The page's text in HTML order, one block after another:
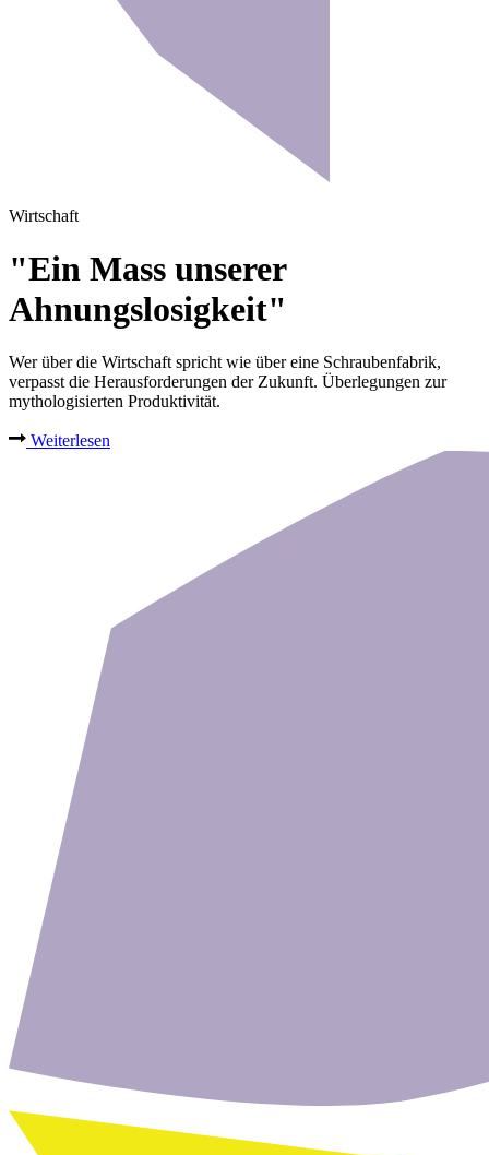
Wirtschaft
"Ein Mass unserer
Ahnungslosigkeit"
Wer über die Wirtschaft spricht wie über eine Schraubenfabrik,
verpasst die Herausforderungen der Zukunft. Überlegungen zur
mythologisierten Produktivität.
Weiterlesen